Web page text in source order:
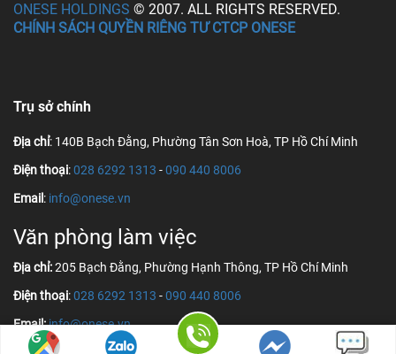
ONESE HOLDINGS © 2007. ALL RIGHTS RESERVED.
CHÍNH SÁCH QUYỀN RIÊNG TƯ CTCP ONESE
Trụ sở chính
Địa chỉ: 140B Bạch Đằng, Phường Tân Sơn Hoà, TP Hồ Chí Minh
Điện thoại:028 6292 1313 -090 440 8006
Email : info@onese.vn
Văn phòng làm việc
Địa chỉ:205 Bạch Đằng, Phường Hạnh Thông, TP Hồ Chí Minh
Điện thoại:028 6292 1313 -090 440 8006
Email:info@onese.vn